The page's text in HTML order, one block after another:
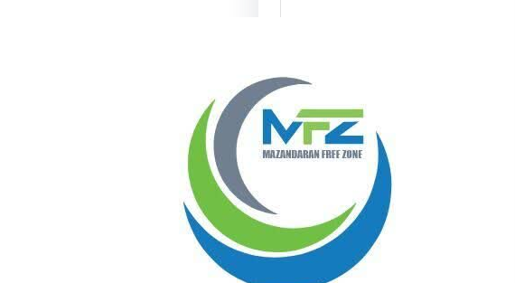
پلیس راهور: تردد
خودروهای پلاک منطقه
آزاد در سراسر مازندران
جانشین پلیس راهور فراجا
اعلام کرد: با مصوبه ایجاد